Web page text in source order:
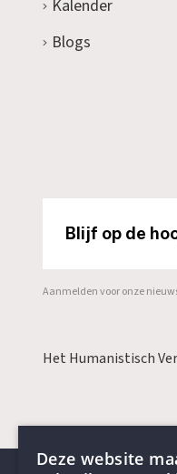
Kalender
Blogs
Blijf op de
Aanmelden voor onze
Het Humanistisch
Deze website